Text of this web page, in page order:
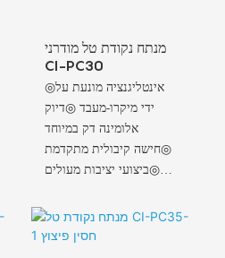
מנתח נקודת טל מודרני
CI-PC30
◎אינטליגנציה מונעת על
ידי מיקרו-מעבד ◎דיוק
אלומינה דק במיוחד
◎חישה קיבולית מתקדמת
◎ביצועי יציבות מעולים